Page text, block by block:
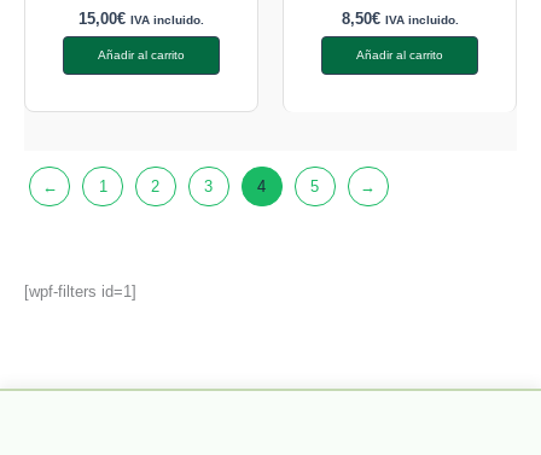
[wpf-filters id=1]
15,00€ IVA incluido.
Añadir al carrito
8,50€ IVA incluido.
Añadir al carrito
← 1 2 3 4 5 →